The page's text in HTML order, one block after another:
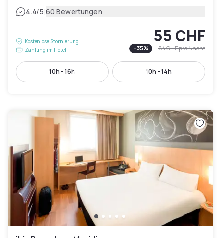
4.4/5|60 Bewertungen
Kostenlose Stornierung
Zahlung im Hotel
55 CHF
-35% 84 CHFpro Nacht
10h - 16h 10h - 14h